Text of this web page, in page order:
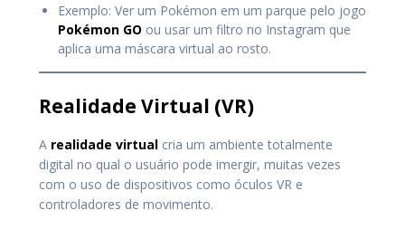
Exemplo: Ver um Pokémon em um parque pelo jogo
Pokémon GO ou usar um filtro no Instagram que
aplica uma máscara virtual ao rosto.
Realidade Virtual (VR)
A realidade virtual cria um ambiente totalmente
digital no qual o usuário pode imergir, muitas vezes
com o uso de dispositivos como óculos VR e
controladores de movimento.